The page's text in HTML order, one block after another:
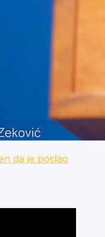
da je poslao